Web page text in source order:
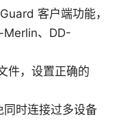
客户端功能，
Merlin、DD-
件，设置正确的
时连接过多设备